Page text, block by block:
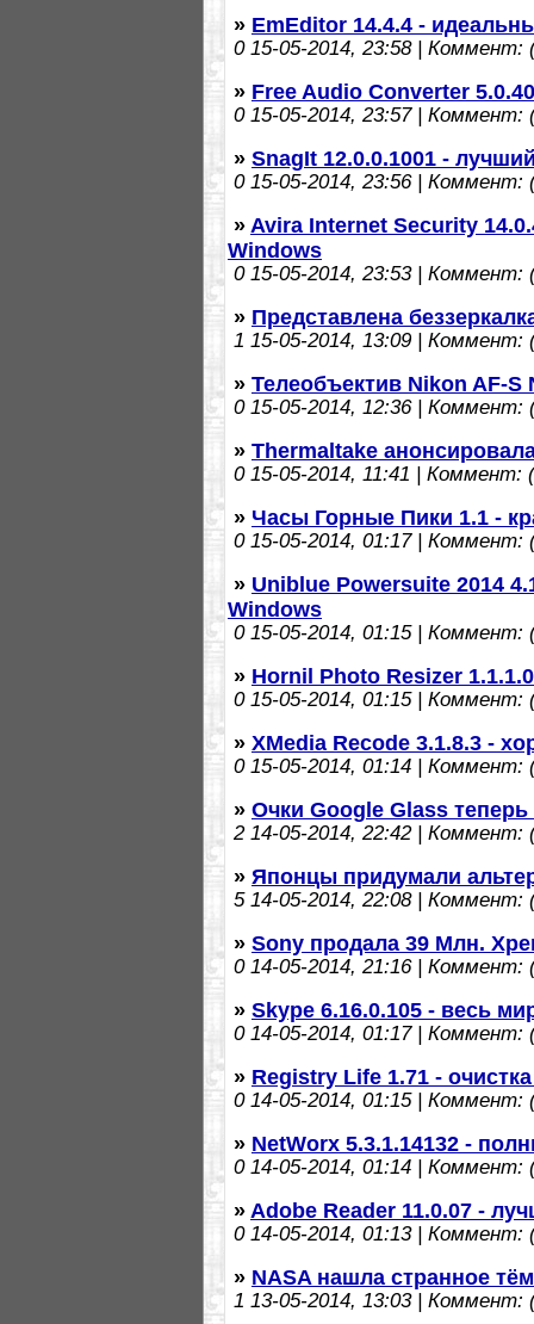
» EmEditor 14.4.4 -
015-05-2014, 23:58 | Коммент:
» Free Audio Converter
015-05-2014, 23:57 | Коммент:
» SnagIt 12.0.0.1001 -
015-05-2014, 23:56 | Коммент:
» Avira Internet Security
Windows
015-05-2014, 23:53 | Коммент:
» Представлена
1 15-05-2014, 13:09 | Коммент:
» Телеобъектив Nikon AF-S
015-05-2014, 12:36 | Коммент:
» Thermaltake
015-05-2014, 11:41 | Коммент:
» Часы Горные Пики 1.1 -
015-05-2014, 01:17 | Коммент:
» Uniblue Powersuite 2014
Windows
015-05-2014, 01:15 | Коммент:
» Hornil Photo Resizer
015-05-2014, 01:15 | Коммент:
» XMedia Recode 3.1.8.3 -
015-05-2014, 01:14 | Коммент:
» Очки Google Glass
214-05-2014, 22:42 | Коммент:
» Японцы придумали
514-05-2014, 22:08 | Коммент:
» Sony продала 39 Млн.
014-05-2014, 21:16 | Коммент:
» Skype 6.16.0.105 - весь
014-05-2014, 01:17 | Коммент:
» Registry Life 1.71 -
014-05-2014, 01:15 | Коммент:
» NetWorx 5.3.1.14132 -
014-05-2014, 01:14 | Коммент:
» Adobe Reader 11.0.07 -
014-05-2014, 01:13 | Коммент:
» NASA нашла странное
1 13-05-2014, 13:03 | Коммент: